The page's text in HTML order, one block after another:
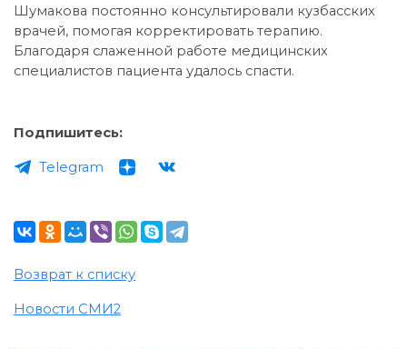
Шумакова постоянно консультировали кузбасских
врачей, помогая корректировать терапию.
Благодаря слаженной работе медицинских
специалистов пациента удалось спасти.
Подпишитесь:
Telegram
Возврат к списку
Новости СМИ2